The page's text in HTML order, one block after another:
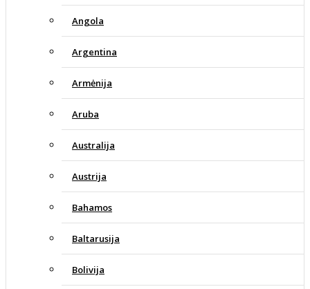
Angola
Argentina
Armėnija
Aruba
Australija
Austrija
Bahamos
Baltarusija
Bolivija